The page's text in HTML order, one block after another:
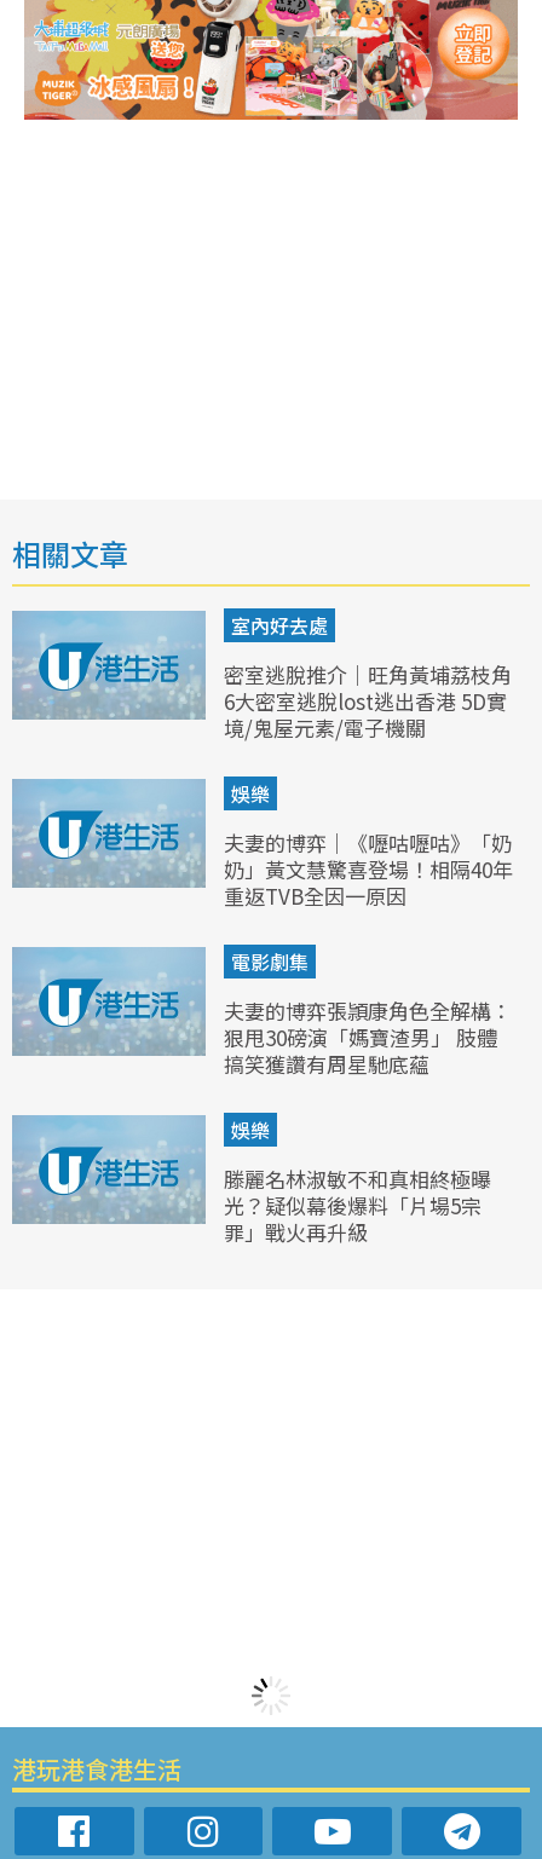
相關文章
室內好去處
密室逃脫推介｜旺角黃埔荔枝角
6大密室逃脫lost逃出香港 5D實
境/鬼屋元素/電子機關
娛樂
夫妻的博弈｜《嚦咕嚦咕》「奶
奶」黃文慧驚喜登場！相隔40年
重返TVB全因一原因
電影劇集
夫妻的博弈張頴康角色全解構：
狠甩30磅演「媽寶渣男」 肢體
搞笑獲讚有周星馳底蘊
娛樂
滕麗名林淑敏不和真相終極曝
光？疑似幕後爆料「片場5宗
罪」戰火再升級
港玩港食港生活